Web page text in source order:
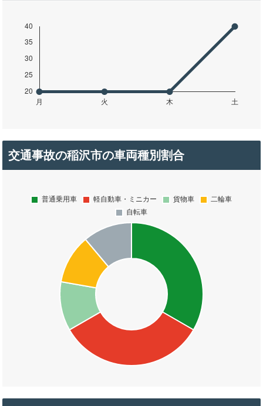
交通事故の稲沢市の車両種別割合